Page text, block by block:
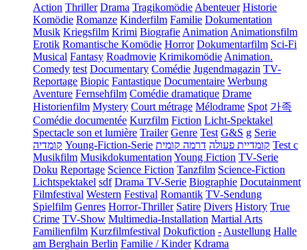
Action Thriller Drama Tragikomödie Abenteuer Historie
Komödie Romanze Kinderfilm Familie Dokumentation
Musik Kriegsfilm Krimi Biografie Animation Animationsfilm
Erotik Romantische Komödie Horror Dokumentarfilm Sci-Fi
Musical Fantasy Roadmovie Krimikomödie Animation.
Comedy test Documentary Comédie Jugendmagazin TV-
Reportage Biopic Fantastique Documentaire Werbung
Aventure Fernsehfilm Comédie dramatique Drame
Historienfilm Mystery Court métrage Mélodrame Spot 가족
Comédie documentée Kurzfilm Fiction Licht-Spektakel
Spectacle son et lumière Trailer Genre Test G&S g Serie
קומדיה Young-Fiction-Serie קומדיית פעולה דרמה קומית
Test c
Musikfilm Musikdokumentation Young Fiction TV-Serie
Doku Reportage Science Fiction Tanzfilm Science-Fiction
Lichtspektakel sdf Drama TV-Serie Biographie Docutainment
Filmfestival Western Festival Romantik TV-Sendung
Spielfilm Genres Horror-Thriller Satire Divers History True
Crime TV-Show Multimedia-Installation Martial Arts
Familienfilm Kurzfilmfestival Dokufiction - Austellung Halle
am Berghain Berlin Familie / Kinder Kdrama